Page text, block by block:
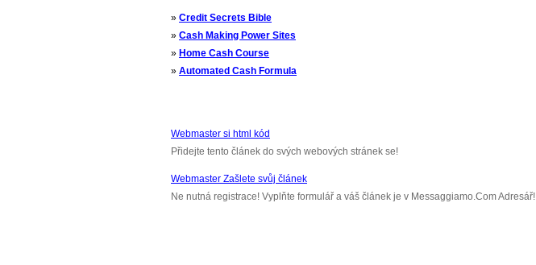
» Credit Secrets Bible
» Cash Making Power Sites
» Home Cash Course
» Automated Cash Formula
Webmaster si html kód
Přidejte tento článek do svých webových stránek se!
Webmaster Zašlete svůj článek
Ne nutná registrace! Vyplňte formulář a váš článek je v Messaggiamo.Com Adresář!